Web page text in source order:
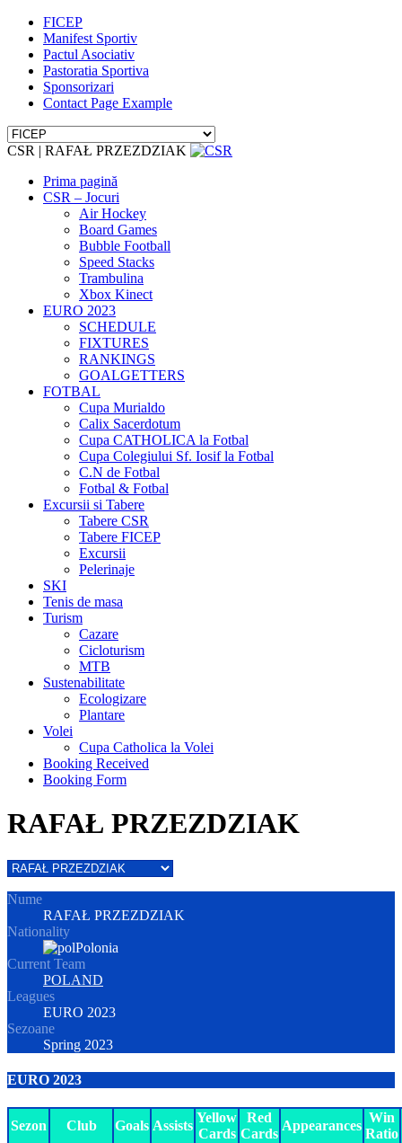
FICEP
Manifest Sportiv
Pactul Asociativ
Pastoratia Sportiva
Sponsorizari
Contact Page Example
CSR | RAFAŁ PRZEZDZIAK
Prima pagină
CSR – Jocuri
Air Hockey
Board Games
Bubble Football
Speed Stacks
Trambulina
Xbox Kinect
EURO 2023
SCHEDULE
FIXTURES
RANKINGS
GOALGETTERS
FOTBAL
Cupa Murialdo
Calix Sacerdotum
Cupa CATHOLICA la Fotbal
Cupa Colegiului Sf. Iosif la Fotbal
C.N de Fotbal
Fotbal & Fotbal
Excursii si Tabere
Tabere CSR
Tabere FICEP
Excursii
Pelerinaje
SKI
Tenis de masa
Turism
Cazare
Cicloturism
MTB
Sustenabilitate
Ecologizare
Plantare
Volei
Cupa Catholica la Volei
Booking Received
Booking Form
RAFAŁ PRZEZDZIAK
Nume
RAFAŁ PRZEZDZIAK
Nationality
Polonia
Current Team
POLAND
Leagues
EURO 2023
Sezoane
Spring 2023
EURO 2023
Sezon Club Goals Assists
Yellow
Cards
Red
Cards
Appearances
Win
Ratio